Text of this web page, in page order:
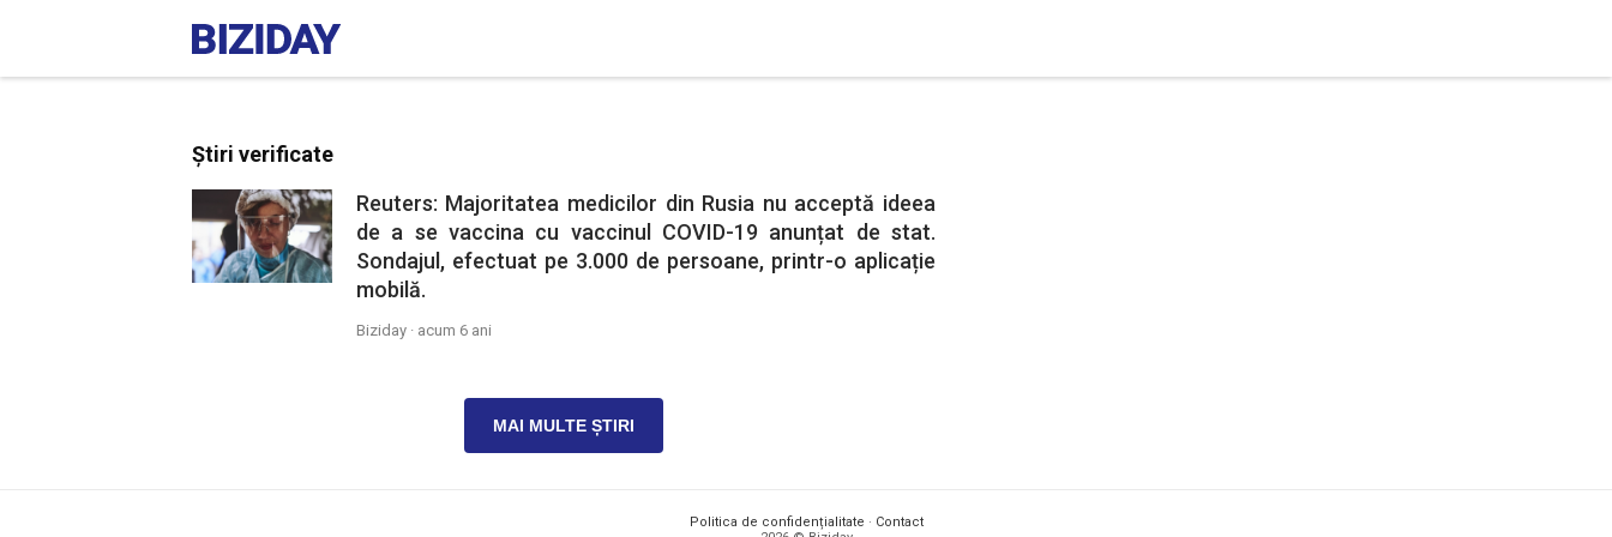
Știri verificate
Reuters: Majoritatea medicilor din Rusia nu acceptă ideea
de a se vaccina cu vaccinul COVID-19 anunțat de stat.
Sondajul, efectuat pe 3.000 de persoane, printr-o aplicație
mobilă.
Biziday · acum 6 ani
MAI MULTE ȘTIRI
Politica de confidențialitate · Contact